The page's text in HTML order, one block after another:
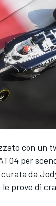
con un
per
da
prove di